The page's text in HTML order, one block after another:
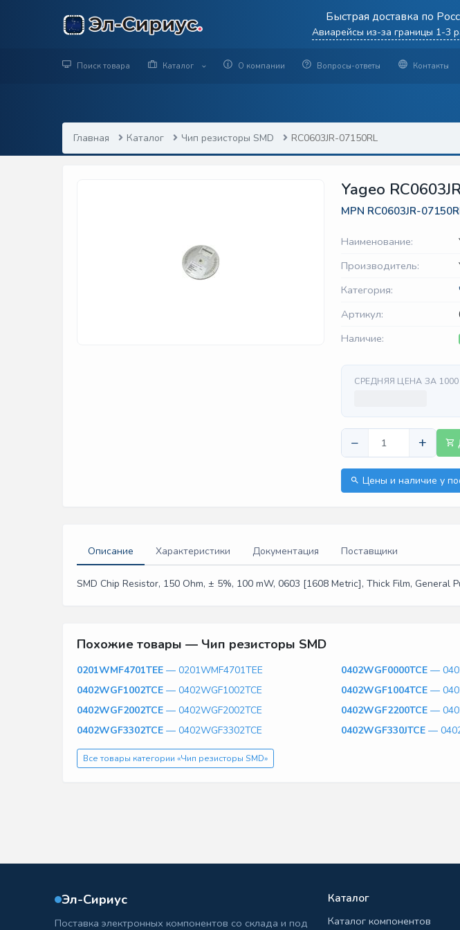
Быстрая доставка по
Авиарейсы из-за границы 1-3
Поиск товара Каталог О компании Вопросы-ответы Контакты
Главная Каталог Чип резисторы SMD RC0603JR-07150RL
Yageo
MPN RC0603JR-
Наименование:
Производитель:
Категория:
Артикул:
Наличие:
СРЕДНЯЯ ЦЕНА ЗА
− +
Цены и наличие у
Описание Характеристики Документация Поставщики
SMD Chip Resistor, 150 Ohm, ± 5%, 100 mW, 0603 [1608 Metric], Thick Film, General
Похожие товары — Чип резисторы SMD
0201WMF4701TEE — 0201WMF4701TEE 0402WGF0000TCE —
0402WGF1002TCE — 0402WGF1002TCE 0402WGF1004TCE —
0402WGF2002TCE — 0402WGF2002TCE 0402WGF2200TCE —
0402WGF3302TCE — 0402WGF3302TCE 0402WGF330JTCE —
Все товары категории «Чип резисторы SMD»
Эл-Сириус
Поставка электронных компонентов со склада и под
Каталог
Каталог компонентов